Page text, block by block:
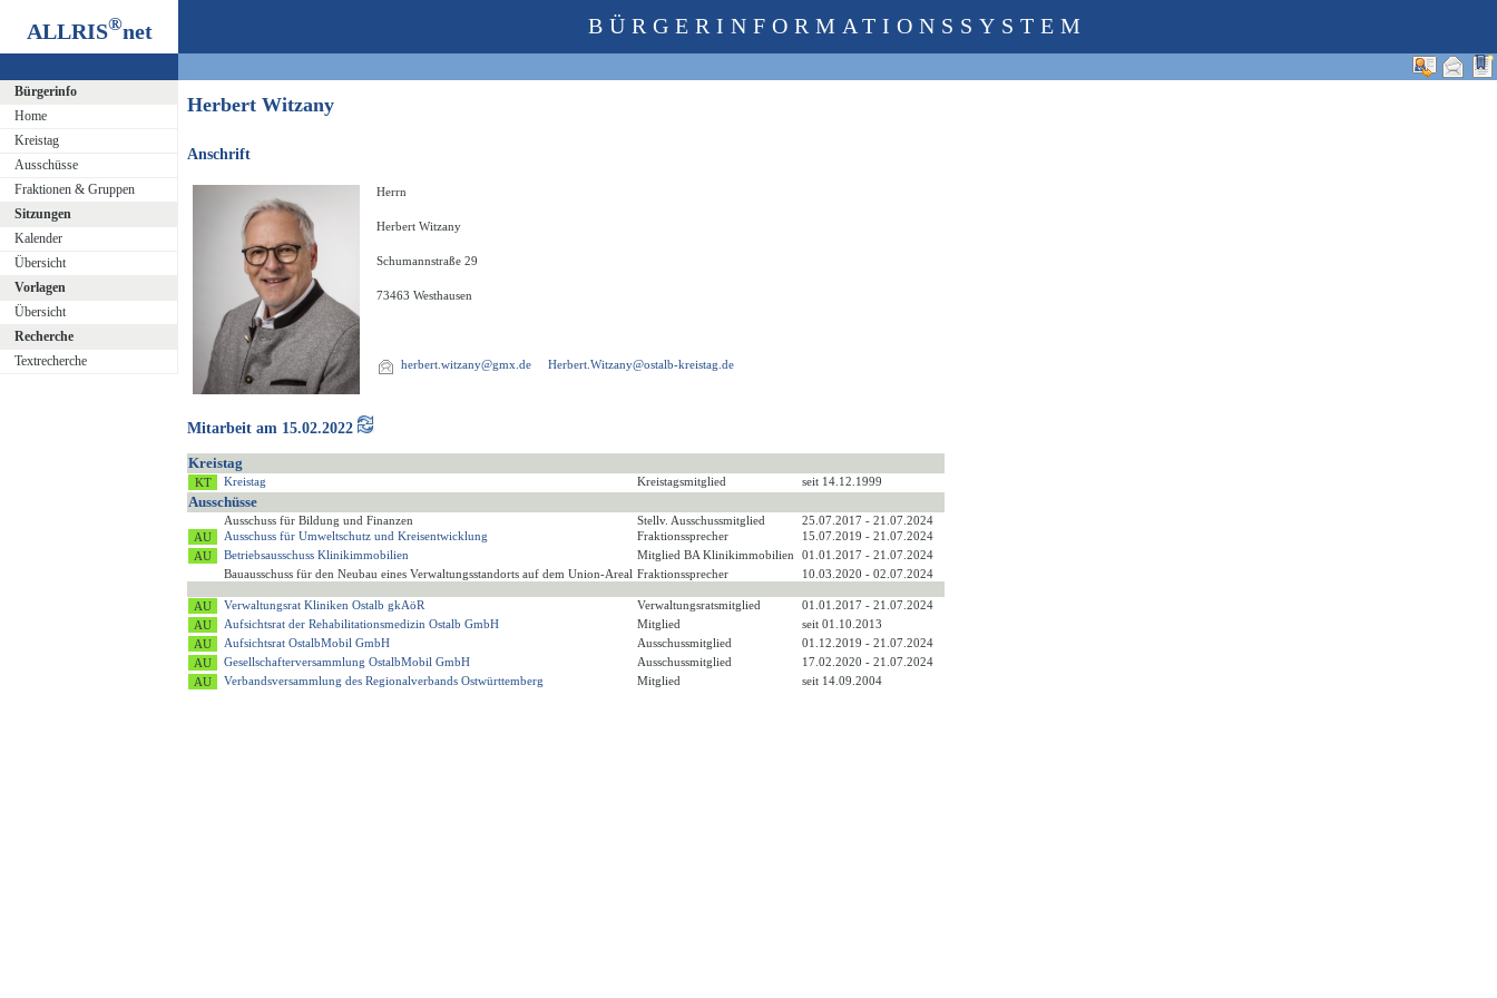
ALLRIS®net
Bürgerinfo
Home
Kreistag
Ausschüsse
Fraktionen & Gruppen
Sitzungen
Kalender
Übersicht
Vorlagen
Übersicht
Recherche
Textrecherche
BÜRGERINFORMATIONSSYSTEM
Herbert Witzany
Anschrift
Herrn
Herbert Witzany
Schumannstraße 29
73463 Westhausen
herbert.witzany@gmx.de Herbert.Witzany@ostalb-kreistag.de
Mitarbeit am 15.02.2022
Kreistag
Kreistag Kreistagsmitglied seit 14.12.1999
Ausschüsse
Ausschuss für Bildung und Finanzen Stellv. Ausschussmitglied
25.07.2017 - 21.07.2024
Ausschuss für Umweltschutz und Kreisentwicklung
Fraktionssprecher
15.07.2019 - 21.07.2024
Betriebsausschuss Klinikimmobilien
Mitglied BA Klinikimmobilien
01.01.2017 - 21.07.2024
Bauausschuss für den Neubau eines Verwaltungsstandorts auf dem Union-Areal Fraktionssprecher 10.03.2020 - 02.07.2024
Verwaltungsrat Kliniken Ostalb gkAöR Verwaltungsratsmitglied
01.01.2017 - 21.07.2024
Aufsichtsrat der Rehabilitationsmedizin Ostalb GmbH
Mitglied
seit 01.10.2013
Aufsichtsrat OstalbMobil GmbH
Ausschussmitglied
01.12.2019 - 21.07.2024
Gesellschafterversammlung OstalbMobil GmbH
Ausschussmitglied
17.02.2020 - 21.07.2024
Verbandsversammlung des Regionalverbands Ostwürttemberg
Mitglied seit 14.09.2004